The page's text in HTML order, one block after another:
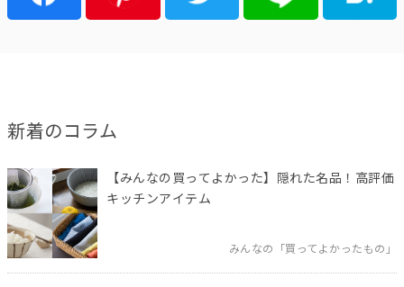
新着のコラム
【みんなの買ってよかった】隠れた名品！高評価
キッチンアイテム
みんなの「買ってよかったもの」